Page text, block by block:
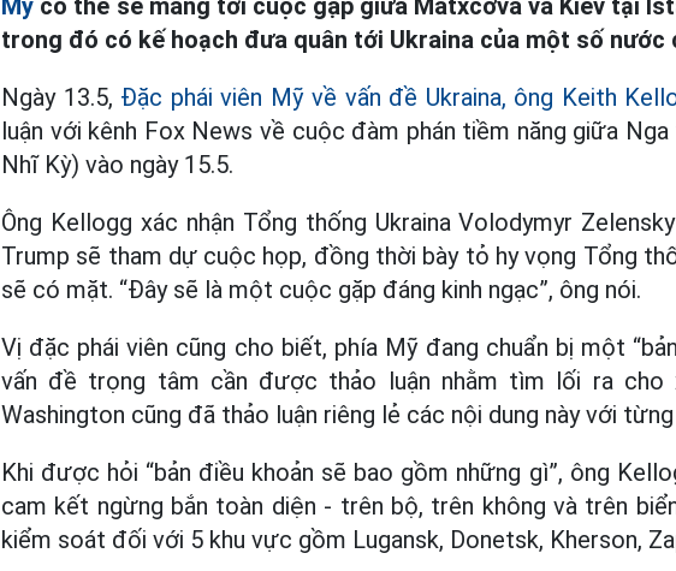
Mỹ có thể sẽ mang tới cuộc gặp giữa Mátxcơva và Kiev tại
trong đó có kế hoạch đưa quân tới Ukraina của một số nước
Ngày 13.5, Đặc phái viên Mỹ về vấn đề Ukraina, ông Keith
luận với kênh Fox News về cuộc đàm phán tiềm năng giữa
Nhĩ Kỳ) vào ngày 15.5.
Ông Kellogg xác nhận Tổng thống Ukraina Volodymyr
Trump sẽ tham dự cuộc họp, đồng thời bày tỏ hy vọng Tổng
sẽ có mặt. “Đây sẽ là một cuộc gặp đáng kinh ngạc”, ông nói.
Vị đặc phái viên cũng cho biết, phía Mỹ đang chuẩn bị một
vấn đề trọng tâm cần được thảo luận nhằm tìm lối ra cho
Washington cũng đã thảo luận riêng lẻ các nội dung này với
Khi được hỏi “bản điều khoản sẽ bao gồm những gì”, ông
cam kết ngừng bắn toàn diện - trên bộ, trên không và trên
kiểm soát đối với 5 khu vực gồm Lugansk, Donetsk, Kherson,